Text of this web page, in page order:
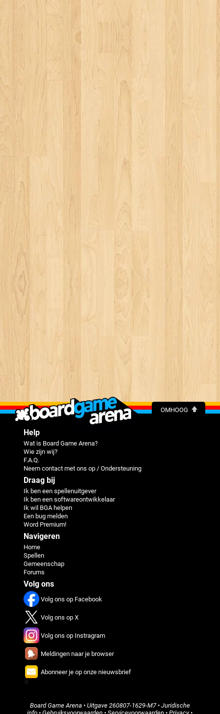
OMHOOG
Help
Wat is Board Game Arena?
Wie zijn wij?
F.A.Q.
Neem contact met ons op / Ondersteuning
Draag bij
Ik ben een spellenuitgever
Ik ben een softwareontwikkelaar
Ik wil BGA helpen
Een bug melden
Word Premium!
Navigeren
Home
Spellen
Gemeenschap
Forums
Volg ons
Volg ons op Facebook
Volg ons op X
Volg ons op Instragram
Meldingen naar je browser
Abonneer je op onze nieuwsbrief
Board Game Arena • Uitgave 260807-1629-M7• Juridische
π